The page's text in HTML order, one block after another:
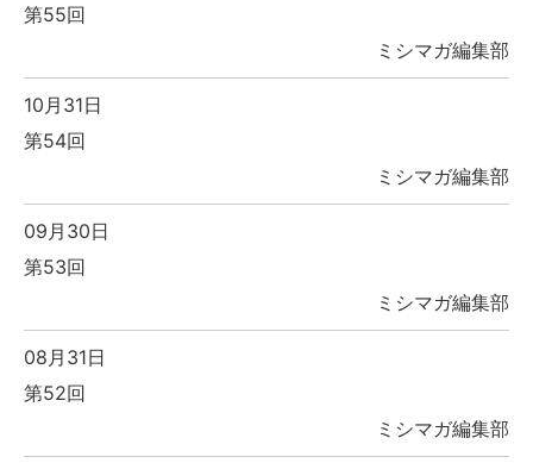
第55回
ミシマガ編集部
10月31日
第54回
ミシマガ編集部
09月30日
第53回
ミシマガ編集部
08月31日
第52回
ミシマガ編集部